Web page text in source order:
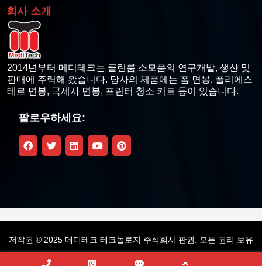
감열식 프린터 청소용 물티슈
감열식 프린트헤드 클리닝 펜
카드 프린터 청소 키트
Zebra 호환 청소 키트
파고 호환 청소 키트
Evolis 호환 클리닝 키트
회사 소개
2014년부터 메디테크는 클린룸 소모품의 연구개발, 생산 및
판매에 주력해 왔습니다. 당사의 제품에는 폼 면봉, 폴리에스
테르 면봉, 극세사 면봉, 프린터 청소 키트 등이 있습니다.
팔로우하세요:
저작권 © 2025 메디테크 테크놀로지 주식회사 판권. 모든 권리 보유